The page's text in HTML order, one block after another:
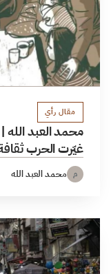
مقال رأي
محمد العبد
غيّرت الحرب
م محمد العبد الله